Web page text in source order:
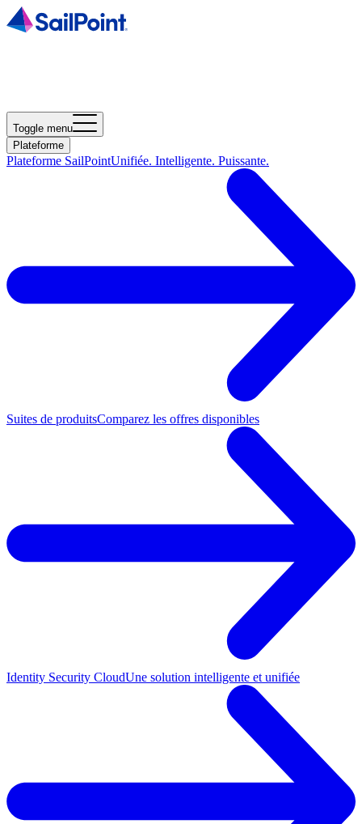
Toggle menu
Plateforme
Plateforme SailPointUnifiée. Intelligente. Puissante.
Suites de produitsComparez les offres disponibles
Identity Security CloudUne solution intelligente et unifiée